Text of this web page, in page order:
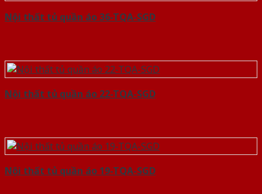
Nội thất tủ quần áo 36-TQA-SGD
Nội thất tủ quần áo 22-TQA-SGD
Nội thất tủ quần áo 19-TQA-SGD